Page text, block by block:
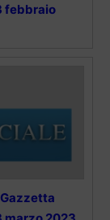
febbraio